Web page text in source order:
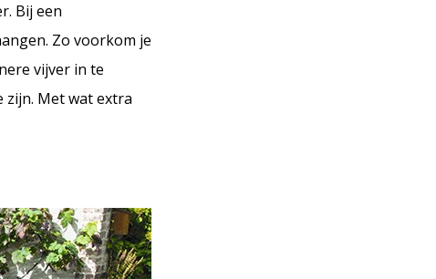
Bij een
Zo voorkom je
vijver in te
Met wat extra